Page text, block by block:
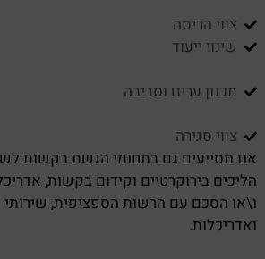
צווי הריסה
שינוי ייעוד
תכנון ערים וסביבה
צווי סגירה
אנו מסייעים גם בתחומי הגשת בקשות
הליכים בירוקרטיים וקידום בקשות,
ו\או הסכם עם הרשות הספציפית, שירותי
ואדריכלות.